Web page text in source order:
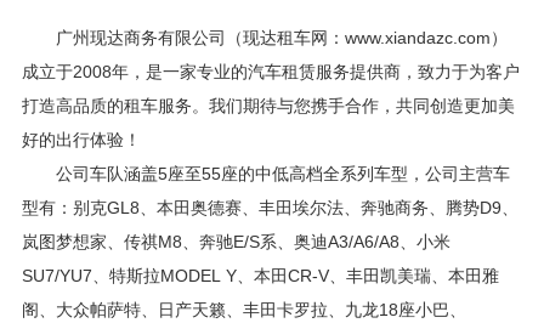
广州现达商务有限公司（现达租车网：www.xiandazc.com）
成立于2008年，是一家专业的汽车租赁服务提供商，致力于为客户
打造高品质的租车服务。我们期待与您携手合作，共同创造更加美
好的出行体验！
公司车队涵盖5座至55座的中低高档全系列车型，公司主营车
型有：别克GL8、本田奥德赛、丰田埃尔法、奔驰商务、腾势D9、
岚图梦想家、传祺M8、奔驰E/S系、奥迪A3/A6/A8、小米
SU7/YU7、特斯拉MODEL Y、本田CR-V、丰田凯美瑞、本田雅
阁、大众帕萨特、日产天籁、丰田卡罗拉、九龙18座小巴、